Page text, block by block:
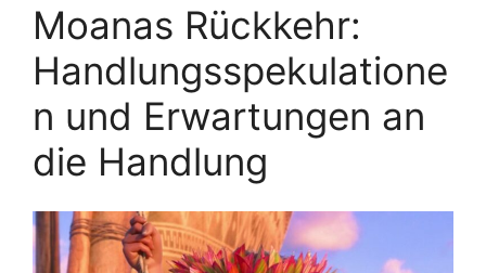
Moanas Rückkehr:
Handlungsspekulatione
n und Erwartungen an
die Handlung